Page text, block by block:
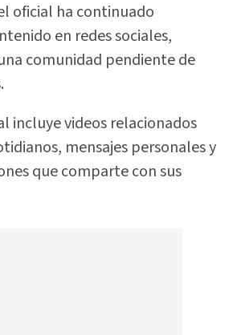
oficial ha continuado
en redes sociales,
comunidad pendiente de
incluye videos relacionados
mensajes personales y
que comparte con sus